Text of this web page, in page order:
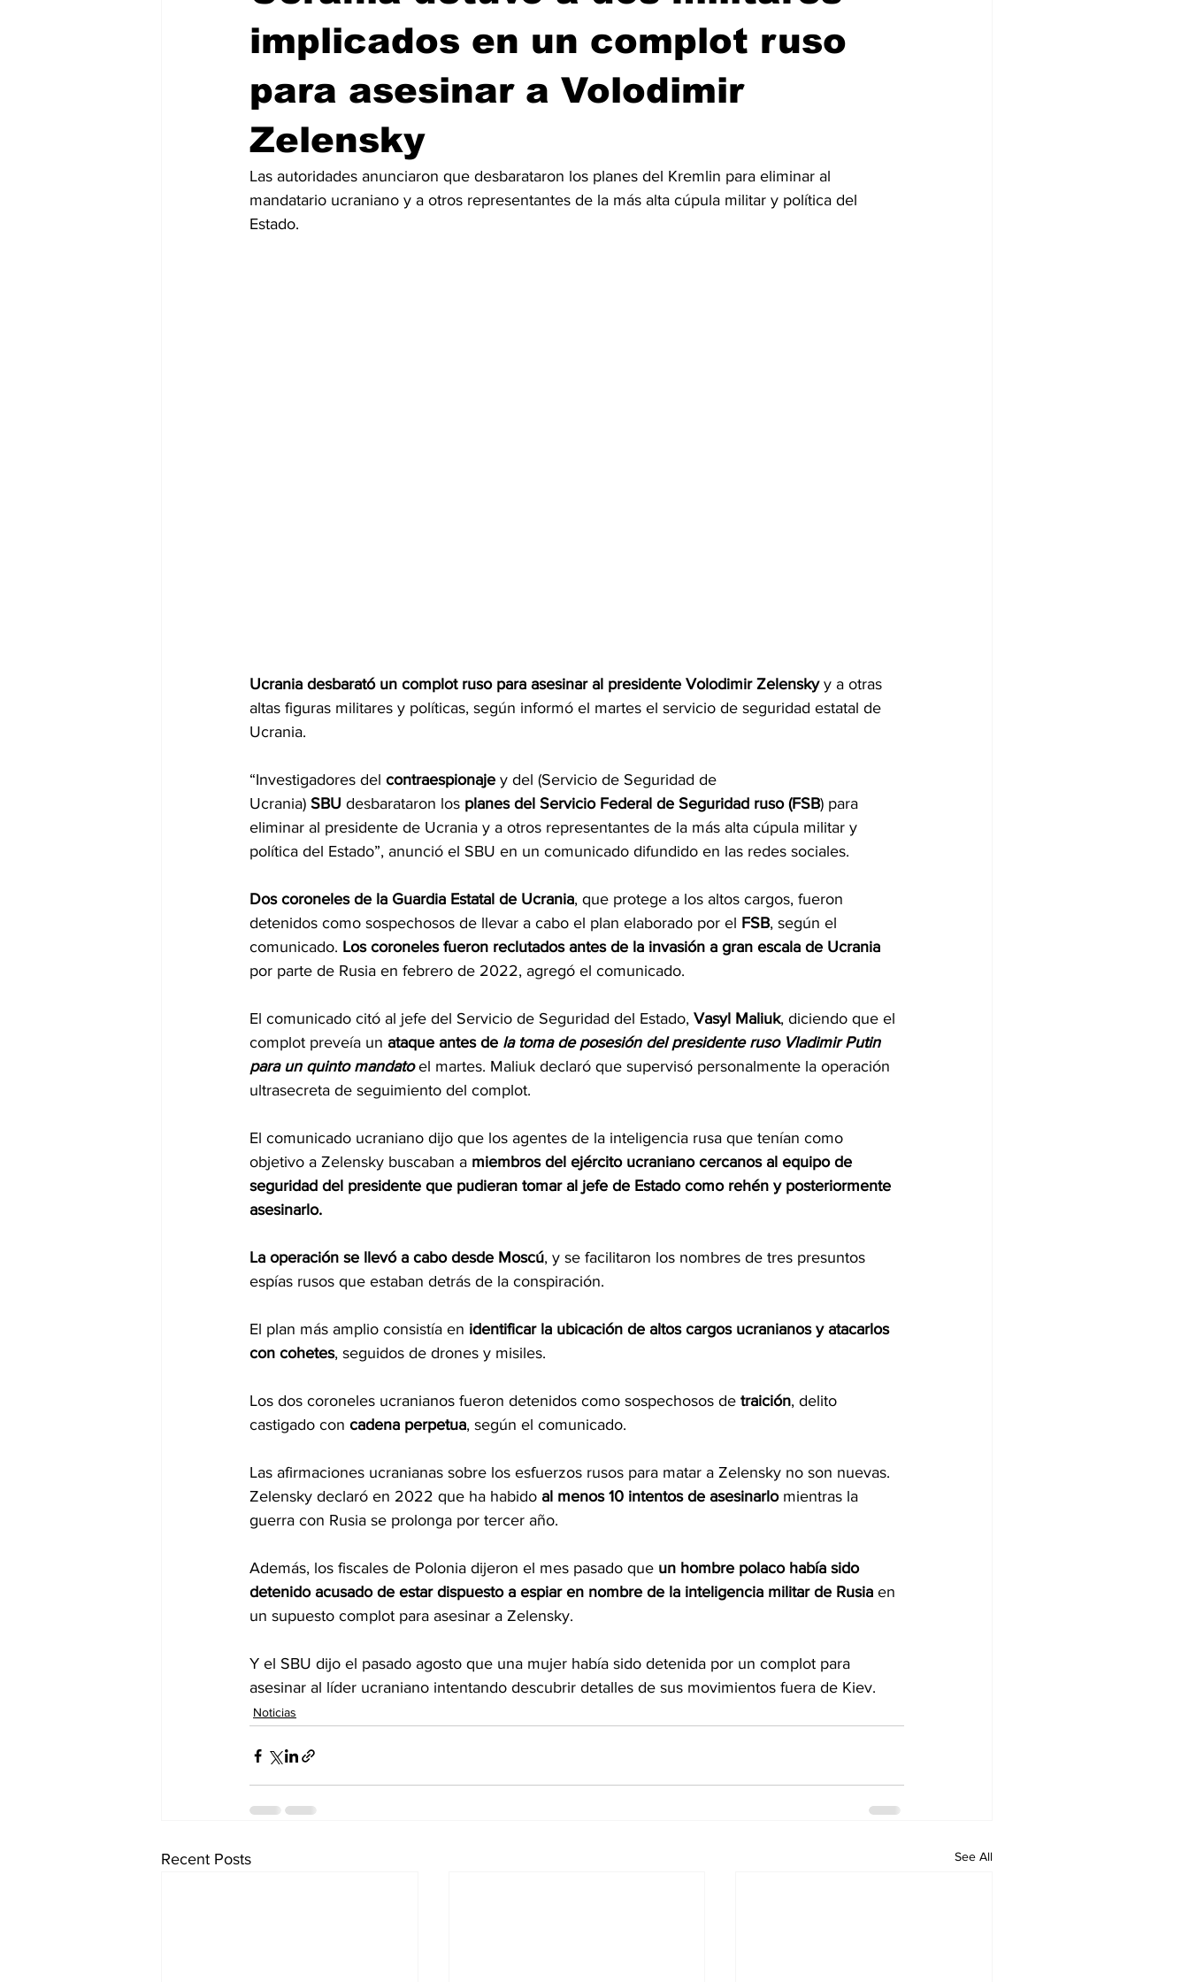
implicados en un complot ruso
para asesinar a Volodimir
Zelensky
Las autoridades anunciaron que desbarataron los planes del Kremlin para eliminar al
mandatario ucraniano y a otros representantes de la más alta cúpula militar y política del
Estado.
Ucrania desbarató un complot ruso para asesinar al presidente Volodimir Zelensky y a otras
altas figuras militares y políticas, según informó el martes el servicio de seguridad estatal de
Ucrania.
“Investigadores del contraespionaje y del (Servicio de Seguridad de
Ucrania) SBU desbarataron los planes del Servicio Federal de Seguridad ruso (FSB) para
eliminar al presidente de Ucrania y a otros representantes de la más alta cúpula militar y
política del Estado”, anunció el SBU en un comunicado difundido en las redes sociales.
Dos coroneles de la Guardia Estatal de Ucrania, que protege a los altos cargos, fueron
detenidos como sospechosos de llevar a cabo el plan elaborado por el FSB, según el
comunicado. Los coroneles fueron reclutados antes de la invasión a gran escala de Ucrania
por parte de Rusia en febrero de 2022, agregó el comunicado.
El comunicado citó al jefe del Servicio de Seguridad del Estado, Vasyl Maliuk, diciendo que el
complot preveía un ataque antes de la toma de posesión del presidente ruso Vladimir Putin
para un quinto mandato el martes. Maliuk declaró que supervisó personalmente la operación
ultrasecreta de seguimiento del complot.
El comunicado ucraniano dijo que los agentes de la inteligencia rusa que tenían como
objetivo a Zelensky buscaban a miembros del ejército ucraniano cercanos al equipo de
seguridad del presidente que pudieran tomar al jefe de Estado como rehén y posteriormente
asesinarlo.
La operación se llevó a cabo desde Moscú, y se facilitaron los nombres de tres presuntos
espías rusos que estaban detrás de la conspiración.
El plan más amplio consistía en identificar la ubicación de altos cargos ucranianos y atacarlos
con cohetes, seguidos de drones y misiles.
Los dos coroneles ucranianos fueron detenidos como sospechosos de traición, delito
castigado con cadena perpetua, según el comunicado.
Las afirmaciones ucranianas sobre los esfuerzos rusos para matar a Zelensky no son nuevas.
Zelensky declaró en 2022 que ha habido al menos 10 intentos de asesinarlo mientras la
guerra con Rusia se prolonga por tercer año.
Además, los fiscales de Polonia dijeron el mes pasado que un hombre polaco había sido
detenido acusado de estar dispuesto a espiar en nombre de la inteligencia militar de Rusia en
un supuesto complot para asesinar a Zelensky.
Y el SBU dijo el pasado agosto que una mujer había sido detenida por un complot para
asesinar al líder ucraniano intentando descubrir detalles de sus movimientos fuera de Kiev.
Noticias
Recent Posts See All